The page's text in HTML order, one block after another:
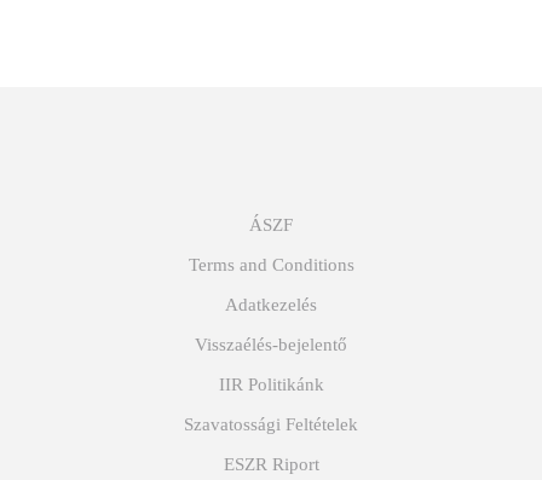
ÁSZF
Terms and Conditions
Adatkezelés
Visszaélés-bejelentő
IIR Politikánk
Szavatossági Feltételek
ESZR Riport